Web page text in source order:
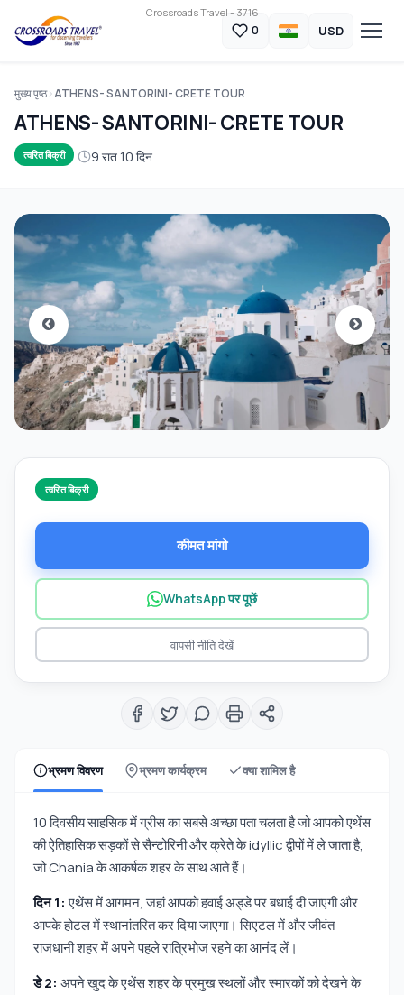
Crossroads Travel - 3716
0 USD
मुख्य पृष्ठ ATHENS- SANTORINI- CRETE TOUR
ATHENS- SANTORINI- CRETE TOUR
त्वरित बिक्री 9 रात 10 दिन
भ्रमण विवरण भ्रमण कार्यक्रम क्या शामिल है
10 दिवसीय साहसिक में ग्रीस का सबसे अच्छा पता चलता है जो आपको एथेंस
की ऐतिहासिक सड़कों से सैन्टोरिनी और क्रेते के idyllic द्वीपों में ले जाता है,
जो Chania के आकर्षक शहर के साथ आते हैं।
दिन 1:एथेंस में आगमन, जहां आपको हवाई अड्डे पर बधाई दी जाएगी और
आपके होटल में स्थानांतरित कर दिया जाएगा। सिएटल में और जीवंत
राजधानी शहर में अपने पहले रात्रिभोज रहने का आनंद लें।
डे 2: अपने खुद के एथेंस शहर के प्रमुख स्थलों और स्मारकों को देखने के
त्वरित बिक्री
कीमत मांगो
WhatsApp पर पूछें
वापसी नीति देखें